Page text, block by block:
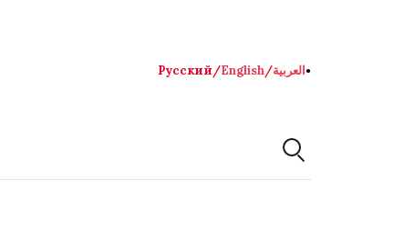
Русский/English/العربية●